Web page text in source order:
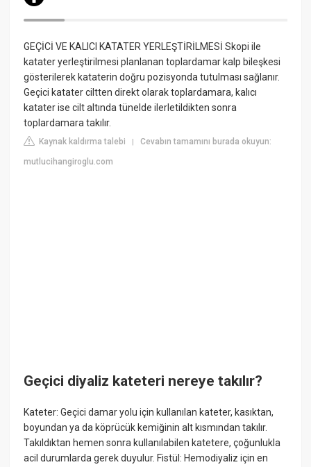
GEÇİCİ VE KALICI KATATER YERLEŞTİRİLMESİ Skopi ile
katater yerleştirilmesi planlanan toplardamar kalp bileşkesi
gösterilerek kataterin doğru pozisyonda tutulması sağlanır.
Geçici katater ciltten direkt olarak toplardamara, kalıcı
katater ise cilt altında tünelde ilerletildikten sonra
toplardamara takılır.
Kaynak kaldırma talebi |Cevabın tamamını burada okuyun:
mutlucihangiroglu.com
Geçici diyaliz kateteri nereye takılır?
Kateter: Geçici damar yolu için kullanılan kateter, kasıktan,
boyundan ya da köprücük kemiğinin alt kısmından takılır.
Takıldıktan hemen sonra kullanılabilen katetere, çoğunlukla
acil durumlarda gerek duyulur. Fistül: Hemodiyaliz için en